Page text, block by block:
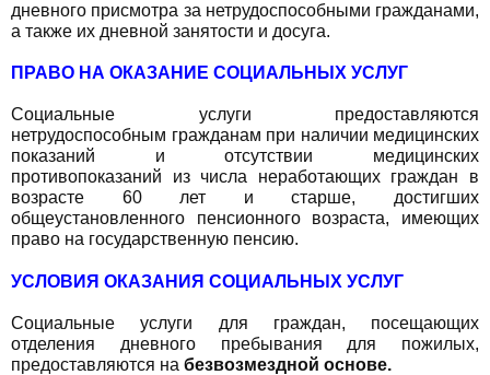
дневного присмотра за нетрудоспособными гражданами,
а также их дневной занятости и досуга.
ПРАВО НА ОКАЗАНИЕ СОЦИАЛЬНЫХ УСЛУГ
Социальные услуги предоставляются
нетрудоспособным гражданам при наличии медицинских
показаний и отсутствии медицинских
противопоказаний из числа неработающих граждан в
возрасте 60 лет и старше, достигших
общеустановленного пенсионного возраста, имеющих
право на государственную пенсию.
УСЛОВИЯ ОКАЗАНИЯ СОЦИАЛЬНЫХ УСЛУГ
Социальные услуги для граждан, посещающих
отделения дневного пребывания для пожилых,
предоставляются на безвозмездной основе.